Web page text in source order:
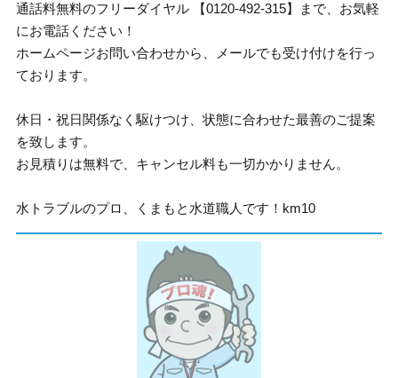
通話料無料のフリーダイヤル 【0120-492-315】まで、お気軽
にお電話ください！
ホームページお問い合わせから、メールでも受け付けを行っ
ております。
休日・祝日関係なく駆けつけ、状態に合わせた最善のご提案
を致します。
お見積りは無料で、キャンセル料も一切かかりません。
水トラブルのプロ、くまもと水道職人です！km10